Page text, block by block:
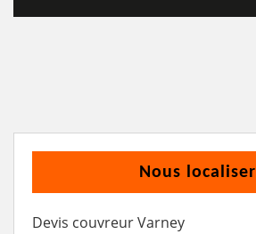
Nous localiser
Devis couvreur Varney